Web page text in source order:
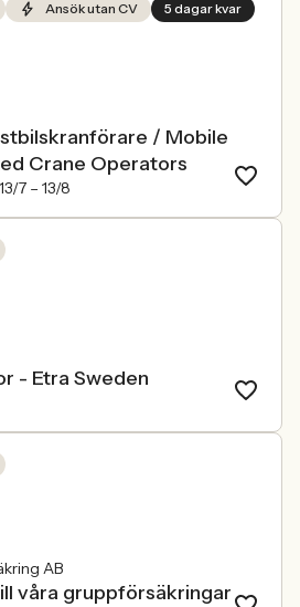
Ansök utan CV 5 dagar kvar
/ Mobile
Crane Operators
13/7 – 13/8
- Etra Sweden
AB
våra gruppförsäkringar